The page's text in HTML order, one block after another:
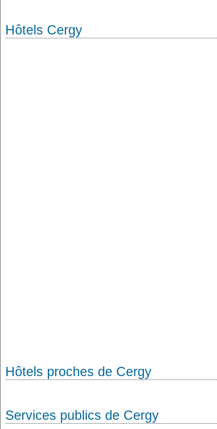
Hôtels Cergy
Hôtels proches de Cergy
Services publics de Cergy